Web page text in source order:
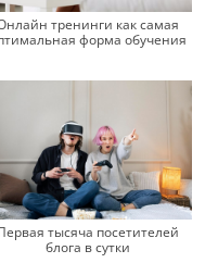
тренинги как самая
форма обучения
тысяча посетителей
блога в сутки